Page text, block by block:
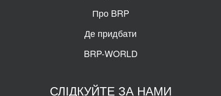
Про BRP
Де придбати
BRP-WORLD
СЛІДКУЙТЕ ЗА НАМИ